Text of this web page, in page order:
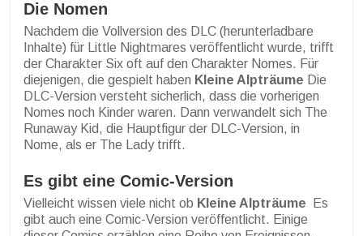
Die Nomen
Nachdem die Vollversion des DLC (herunterladbare
Inhalte) für Little Nightmares veröffentlicht wurde, trifft
der Charakter Six oft auf den Charakter Nomes. Für
diejenigen, die gespielt haben Kleine Alpträume Die
DLC-Version versteht sicherlich, dass die vorherigen
Nomes noch Kinder waren. Dann verwandelt sich The
Runaway Kid, die Hauptfigur der DLC-Version, in
Nome, als er The Lady trifft.
Es gibt eine Comic-Version
Vielleicht wissen viele nicht ob Kleine Alpträume Es
gibt auch eine Comic-Version veröffentlicht. Einige